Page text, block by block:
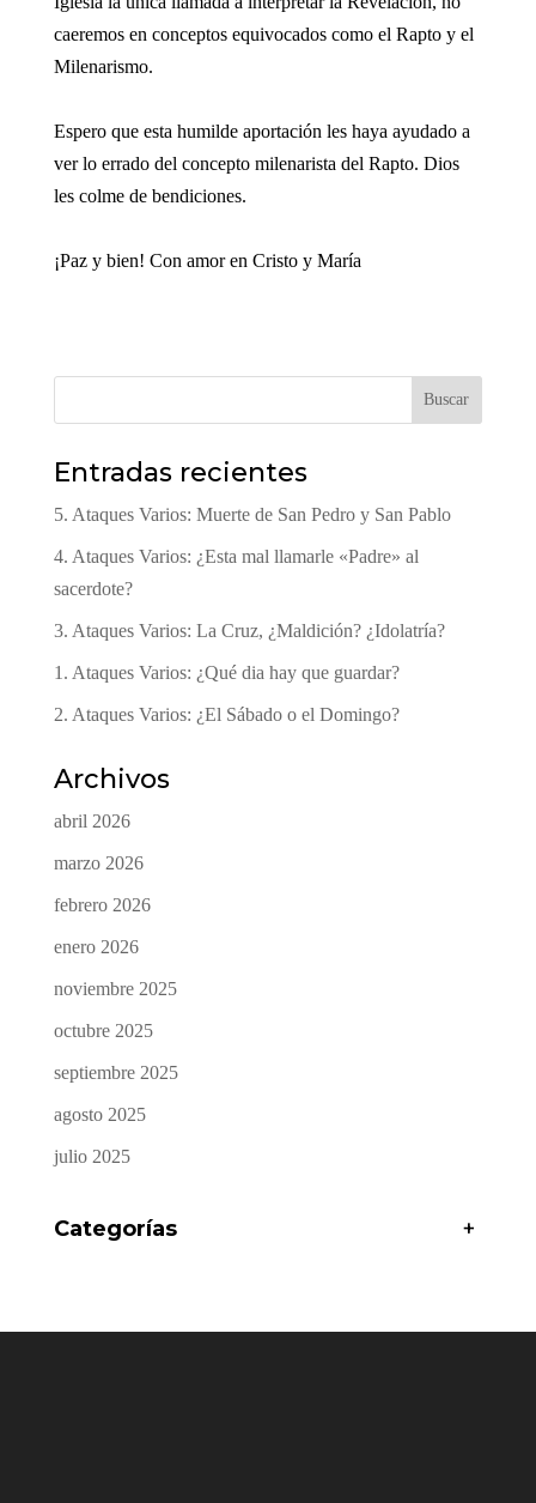
caeremos en conceptos equivocados como el Rapto y el
Milenarismo.
Espero que esta humilde aportación les haya ayudado a
ver lo errado del concepto milenarista del Rapto. Dios
les colme de bendiciones.
¡Paz y bien! Con amor en Cristo y María
Buscar
Entradas recientes
5. Ataques Varios: Muerte de San Pedro y San Pablo
4. Ataques Varios: ¿Esta mal llamarle «Padre» al
sacerdote?
3. Ataques Varios: La Cruz, ¿Maldición? ¿Idolatría?
1. Ataques Varios: ¿Qué dia hay que guardar?
2. Ataques Varios: ¿El Sábado o el Domingo?
Archivos
abril 2026
marzo 2026
febrero 2026
enero 2026
noviembre 2025
octubre 2025
septiembre 2025
agosto 2025
julio 2025
Categorías +